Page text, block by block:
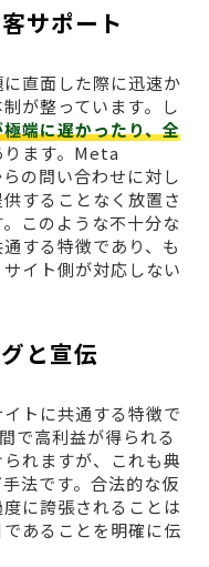
サポート
直面した際に迅速か
が整っています。し
端に遅かったり、全
ます。Meta
の問い合わせに対し
することなく放置さ
このような不十分な
する特徴であり、も
イト側が対応しない
と宣伝
トに共通する特徴で
で高利益が得られる
れますが、これも典
法です。合法的な仮
に誇張されることは
あることを明確に伝